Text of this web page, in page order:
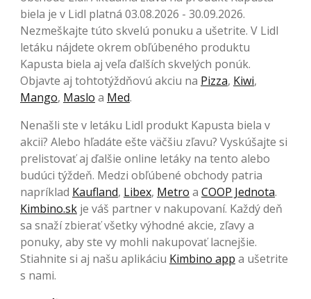
biela je v Lidl platná 03.08.2026 - 30.09.2026.
Nezmeškajte túto skvelú ponuku a ušetrite. V Lidl
letáku nájdete okrem obľúbeného produktu
Kapusta biela aj veľa ďalších skvelých ponúk.
Objavte aj tohtotýždňovú akciu na Pizza, Kiwi,
Mango, Maslo a Med.
Nenašli ste v letáku Lidl produkt Kapusta biela v
akcii? Alebo hľadáte ešte väčšiu zľavu? Vyskúšajte si
prelistovať aj ďalšie online letáky na tento alebo
budúci týždeň. Medzi obľúbené obchody patria
napríklad Kaufland, Libex, Metro a COOP Jednota.
Kimbino.sk je váš partner v nakupovaní. Každý deň
sa snaží zbierať všetky výhodné akcie, zľavy a
ponuky, aby ste vy mohli nakupovať lacnejšie.
Stiahnite si aj našu aplikáciu Kimbino app a ušetrite
s nami.